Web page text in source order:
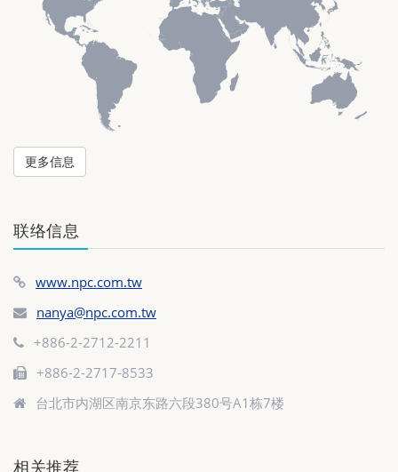
更多信息
联络信息
www.npc.com.tw
nanya@npc.com.tw
+886-2-2712-2211
+886-2-2717-8533
台北市内湖区南京东路六段380号A1栋7楼
相关推荐